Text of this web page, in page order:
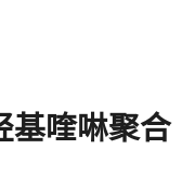
基喹啉聚合